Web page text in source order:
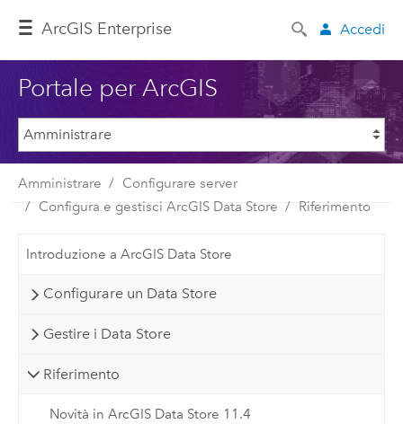
ArcGIS Enterprise Accedi
Portale per ArcGIS
Amministrare
Configurare server
Configura e gestisci ArcGIS Data Store
Riferimento
Introduzione a ArcGIS Data Store
Configurare un Data Store
Gestire i Data Store
Riferimento
Novità in ArcGIS Data Store 11.4